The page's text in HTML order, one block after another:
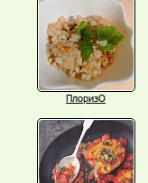
ПлоризО